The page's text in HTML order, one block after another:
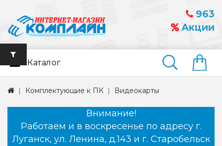
963
Акции
Найти
Каталог
Комплектующие к ПК Видеокарты
Внимание!
Работаем и в воскресенье по адресу г.
Луганск, ул. Ленина, д.143 и г. Старобельск